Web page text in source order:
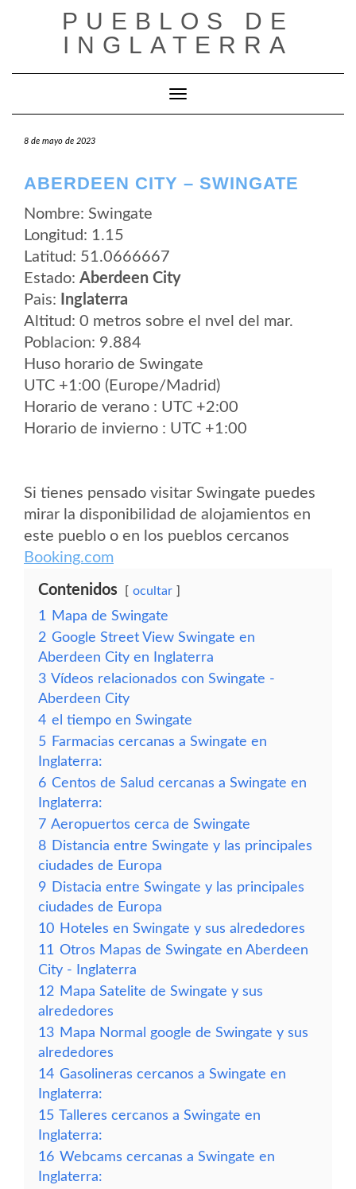
PUEBLOS DE
INGLATERRA
Cambiar modo de navegación
8 de mayo de 2023
ABERDEEN CITY – SWINGATE
Nombre: Swingate
Longitud: 1.15
Latitud: 51.0666667
Estado: Aberdeen City
Pais:
Inglaterra
Altitud: 0 metros sobre el nvel del mar.
Poblacion: 9.884
Huso horario de Swingate
UTC +1:00 (Europe/Madrid)
Horario de verano : UTC +2:00
Horario de invierno : UTC +1:00
Si tienes pensado visitar Swingate puedes
mirar la disponibilidad de alojamientos en
este pueblo o en los pueblos cercanos
Booking.com
Contenidos ocultar
1
Mapa de Swingate
2 Google Street View Swingate en
Aberdeen City en Inglaterra
3 Vídeos relacionados con Swingate -
Aberdeen City
4 el tiempo en Swingate
5 Farmacias cercanas a Swingate en
Inglaterra:
6 Centos de Salud cercanas a Swingate en
Inglaterra:
7 Aeropuertos cerca de Swingate
8 Distancia entre Swingate y las principales
ciudades de Europa
9 Distacia entre Swingate y las principales
ciudades de Europa
10 Hoteles en Swingate y sus alrededores
11 Otros Mapas de Swingate en Aberdeen
City - Inglaterra
12 Mapa Satelite de Swingate y sus
alrededores
13 Mapa Normal google de Swingate y sus
alrededores
14 Gasolineras cercanos a Swingate en
Inglaterra:
15 Talleres cercanos a Swingate en
Inglaterra:
16 Webcams cercanas a Swingate en
Inglaterra: